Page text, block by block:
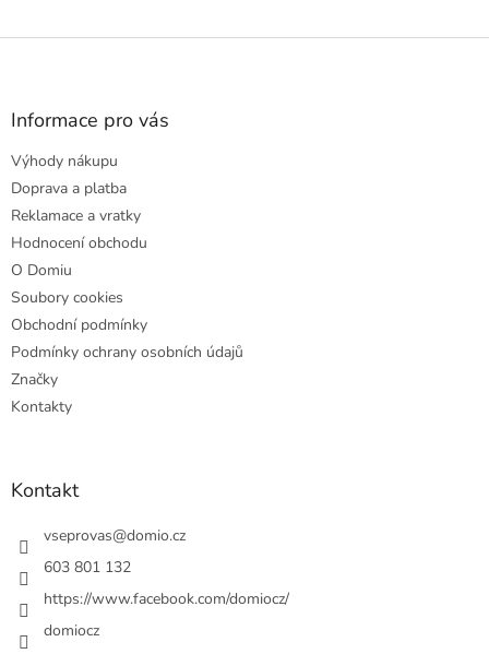
Z
Informace pro vás
Výhody nákupu
Doprava a platba
Reklamace a vratky
Hodnocení obchodu
O Domiu
Soubory cookies
Obchodní podmínky
Podmínky ochrany osobních údajů
Značky
Kontakty
Kontakt
vseprovas@domio.cz
603 801 132
https://www.facebook.com/domiocz/
domiocz